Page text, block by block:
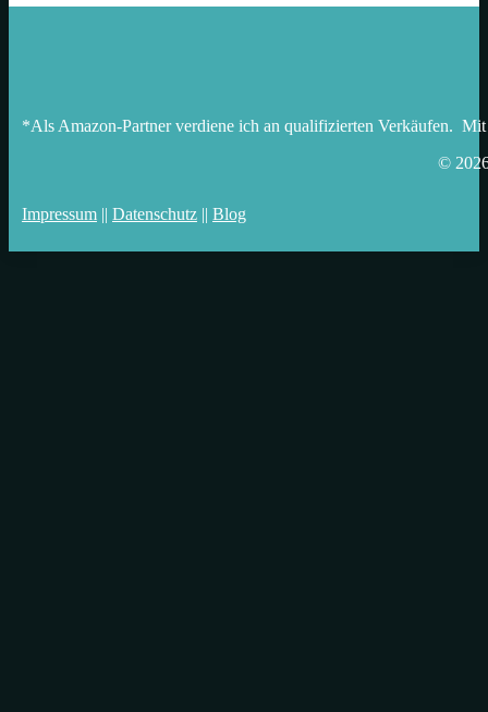
*Als Amazon-Partner verdiene ich an qualifizierten Verkäufen.
©
Impressum || Datenschutz || Blog